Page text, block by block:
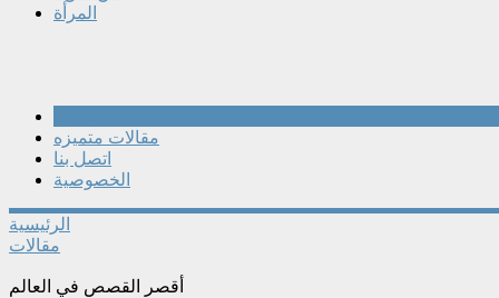
المرأة
مقالات متميزه
اتصل بنا
الخصوصية
الرئيسية
مقالات
أقصر القصص في العالم